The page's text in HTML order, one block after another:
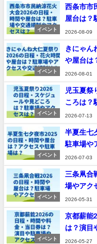
イベント
西条市市
屋台は？
2026-08-09
イベント
きにゃん
や屋台は
2026-08-01
イベント
児玉夏祭
ころは？
2026-07-13
イベント
半夏生七
駐車場や
2026-07-03
イベント
三条凧合
場やアク
2026-05-31
イベント
京都薪能
は？演目
2026-05-27